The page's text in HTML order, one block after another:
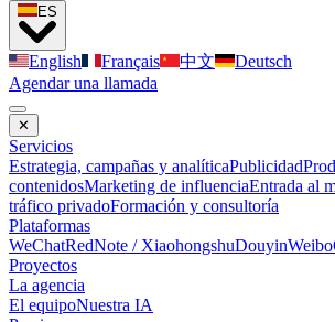
ES
English Français 中文
Deutsch
Agendar una llamada
✕
Servicios
Estrategia, campañas y analíticaPublicidad
contenidosMarketing de influenciaEntrada al
tráfico privadoFormación y consultoría
Plataformas
WeChatRedNote / XiaohongshuDouyinWeibo
Proyectos
La agencia
El equipoNuestra IA